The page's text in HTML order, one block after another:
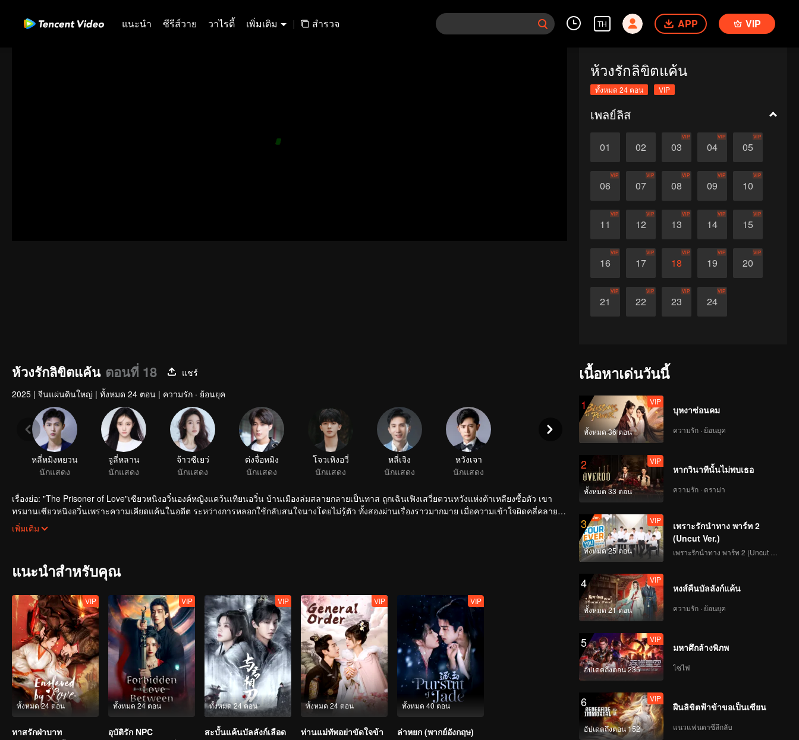
แนะนำ ซีรีส์วาย วาไรตี้ เพิ่มเติม | สำรวจ TH APP VIP
ห้วงรักลิขิตแค้น
ทั้งหมด 24 ตอน VIP
เพลย์ลิส
01 02 03
VIP
04
VIP
05
VIP
06
VIP
07
VIP
08
VIP
09
VIP
10
VIP
11
VIP
12
VIP
13
VIP
14
VIP
15
VIP
16
VIP
17
VIP
18
VIP
19
VIP
20
VIP
21
VIP
22
VIP
23
VIP
24
VIP
ห้วงรักลิขิตแค้น ตอนที่ 18
แชร์
2025 | จีนแผ่นดินใหญ่ | ทั้งหมด 24 ตอน | ความรัก · ย้อนยุค
หลี่หมิงหยวน
นักแสดง
จูลี่หลาน
นักแสดง
จ้าวซีเยว่
นักแสดง
ต่งจื่อหมิง
นักแสดง
โจวเหิงอวี่
นักแสดง
หลี่เจิง
นักแสดง
หวังเจา
นักแสดง
เรื่องย่อ: "The Prisoner of Love"เซียวหนิงอวิ๋นองค์หญิงแคว้นเทียนอวิ๋น บ้านเมืองล่มสลายกลายเป็นทาส ถูกเฉินเฟิงเสวี่ยตวนหวังแห่งต้าเหลียงซื้อตัว เขา
ทรมานเซียวหนิงอวิ๋นเพราะความเคียดแค้นในอดีต ระหว่างการหลอกใช้กลับสนใจนางโดยไม่รู้ตัว ทั้งสองผ่านเรื่องราวมากมาย เมื่อความเข้าใจผิดคลี่คลาย
ต่างเผยความจริงใจ สุดท้ายจับมือปลีกวิเวกหลีกเร้นจากความวุ่นวาย
เพิ่มเติม
แนะนำสำหรับคุณ
ทั้งหมด 24 ตอน
VIP
ทาสรักฝ่าบาท
ทั้งหมด 24 ตอน
VIP
อุบัติรัก NPC
ทั้งหมด 24 ตอน
VIP
สะบั้นแค้นบัลลังก์เลือด
ทั้งหมด 24 ตอน
VIP
ท่านแม่ทัพอย่าขัดใจข้า
ทั้งหมด 40 ตอน
VIP
ล่าหยก (พากย์อังกฤษ)
เนื้อหาเด่นวันนี้
1
ทั้งหมด 36 ตอน
VIP
บุหงาซ่อนคม
ความรัก · ย้อนยุค
2
ทั้งหมด 33 ตอน
VIP
หากวินาทีนั้นไม่พบเธอ
ความรัก · ดราม่า
3
ทั้งหมด 25 ตอน
VIP
เพราะรักนำทาง พาร์ท 2
(Uncut Ver.)
4
ทั้งหมด 21 ตอน
VIP
หงส์คืนบัลลังก์แค้น
ความรัก · ย้อนยุค
5
อัปเดตถึงตอน 235
VIP
มหาศึกล้างพิภพ
ไซไฟ
6
อัปเดตถึงตอน 152
VIP
ฝืนลิขิตฟ้าข้าขอเป็นเซียน
แนวแฟนตาซีลึกลับ